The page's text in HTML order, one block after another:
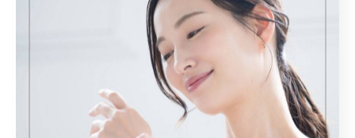
もぎ蒸し#宮崎市#体重#デトックス#美肌#産後ダイエッ
ト#むくみ#リンパケア#体質改善#妊活#美白#小顔#体脂
肪#温活#ルルオン#神宮